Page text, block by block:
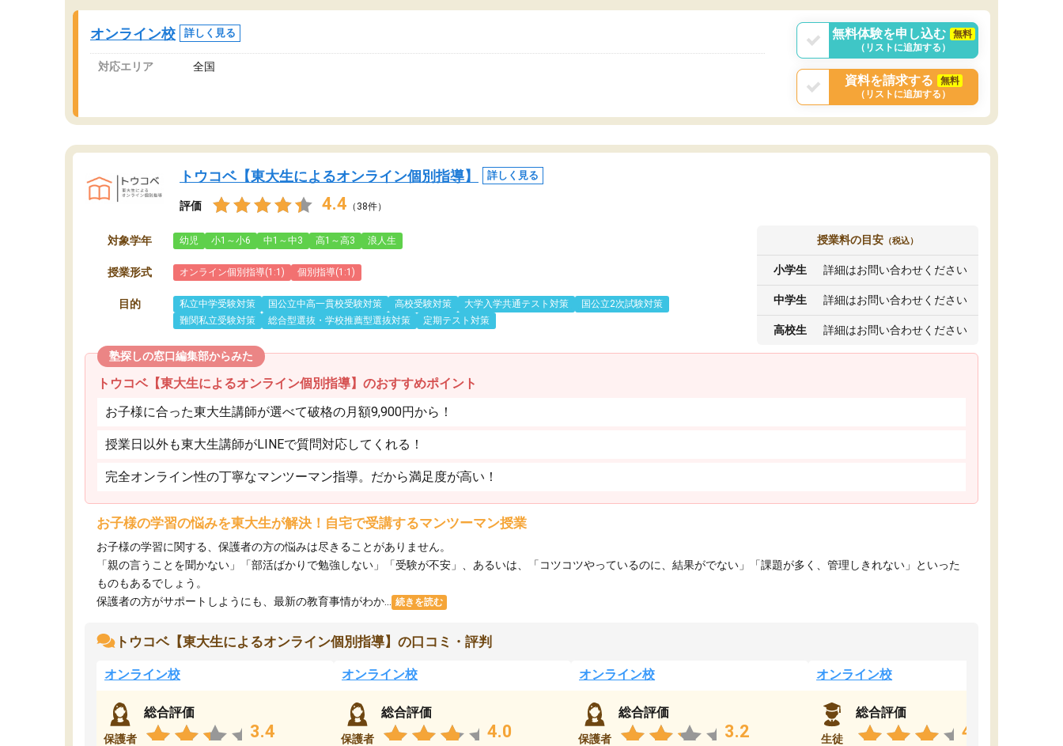
オンライン校 詳しく見る
対応エリア 全国
無料体験を申し込む
無料
（リストに追加する）
資料を請求する
無料
（リストに追加する）
トウコベ【東大生によるオンライン個別指導】 詳しく見る
評価 4.4 （38件）
対象学年 幼児 小1～小6 中1～中3 高1～高3 浪人生
授業形式 オンライン個別指導(1:1) 個別指導(1:1)
目的 私立中学受験対策 国公立中高一貫校受験対策 高校受験対策 大学入学共通テスト対策
国公立2次試験対策
難関私立受験対策
総合型選抜・学校推薦型選抜対策 定期テスト対策
授業料の目安 （税込）
小学生 詳細はお問い合わせください
中学生 詳細はお問い合わせください
高校生 詳細はお問い合わせください
塾探しの窓口編集部からみた
トウコベ【東大生によるオンライン個別指導】のおすすめポイント
お子様に合った東大生講師が選べて破格の月額9,900円から！
授業日以外も東大生講師がLINEで質問対応してくれる！
完全オンライン性の丁寧なマンツーマン指導。だから満足度が高い！
お子様の学習の悩みを東大生が解決！自宅で受講するマンツーマン授業
お子様の学習に関する、保護者の方の悩みは尽きることがありません。
「親の言うことを聞かない」「部活ばかりで勉強しない」「受験が不安」、あるいは、「コツコツやっているのに、結果がでない」「課題が多く、管理しきれない」といった
ものもあるでしょう。
保護者の方がサポートしようにも、最新の教育事情がわか...
続きを読む
トウコベ【東大生によるオンライン個別指導】の口コミ・評判
オンライン校
保護者
総合評価
3.4
オンライン校
保護者
総合評価
4.0
オンライン校
保護者
総合評価
3.2
オンライン校
生徒
総合評価
4.4